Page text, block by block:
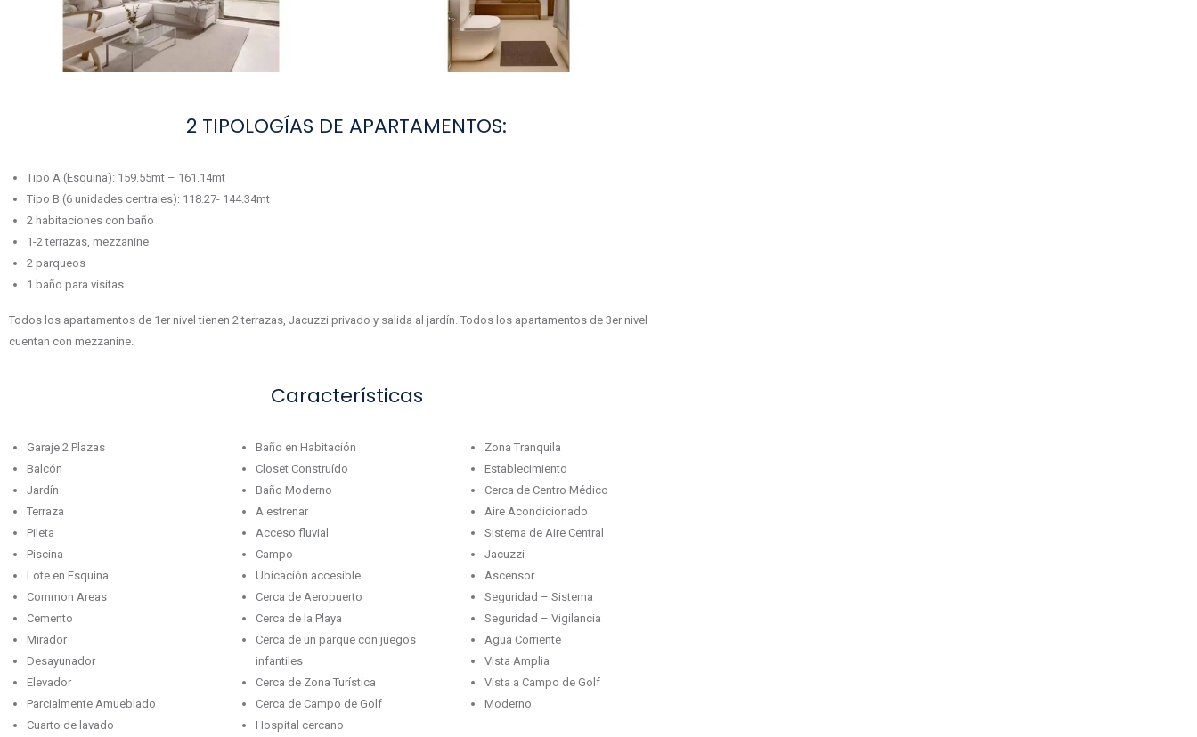
2 TIPOLOGÍAS DE APARTAMENTOS:
Tipo A (Esquina): 159.55mt – 161.14mt
Tipo B (6 unidades centrales): 118.27- 144.34mt
2 habitaciones con baño
1-2 terrazas, mezzanine
2 parqueos
1 baño para visitas
Todos los apartamentos de 1er nivel tienen 2 terrazas, Jacuzzi privado y salida al jardín. Todos los apartamentos de 3er nivel
cuentan con mezzanine.
Características
Garaje 2 Plazas
Balcón
Jardín
Terraza
Pileta
Piscina
Lote en Esquina
Common Areas
Cemento
Mirador
Desayunador
Elevador
Parcialmente Amueblado
Cuarto de lavado
Baño en Habitación
Closet Construído
Baño Moderno
A estrenar
Acceso fluvial
Campo
Ubicación accesible
Cerca de Aeropuerto
Cerca de la Playa
Cerca de un parque con juegos
infantiles
Cerca de Zona Turística
Cerca de Campo de Golf
Hospital cercano
Zona Tranquila
Establecimiento
Cerca de Centro Médico
Aire Acondicionado
Sistema de Aire Central
Jacuzzi
Ascensor
Seguridad – Sistema
Seguridad – Vigilancia
Agua Corriente
Vista Amplia
Vista a Campo de Golf
Moderno